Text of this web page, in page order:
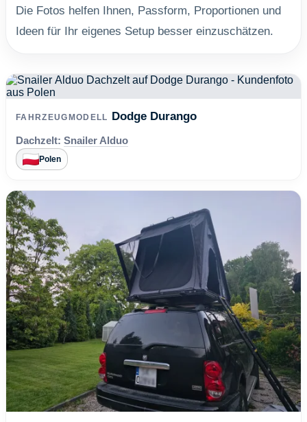
Die Fotos helfen Ihnen, Passform, Proportionen und
Ideen für Ihr eigenes Setup besser einzuschätzen.
FAHRZEUGMODELL Dodge Durango
Dachzelt: Snailer Alduo
Polen